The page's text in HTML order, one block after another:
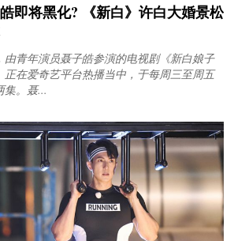
即将黑化? 《新白》许白大婚景松
由青年演员聂子皓参演的电视剧《新白娘子
正在爱奇艺平台热播当中，于每周三至周五
集。聂...